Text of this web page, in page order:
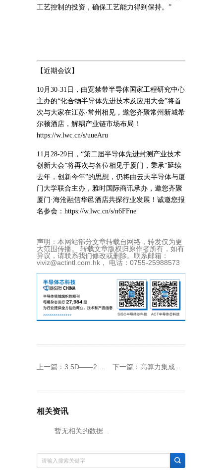
工艺控制的投资，确保工艺能力得到保持。”
【近期会议】
10月30-31日，由宽禁带半导体国家工程研究中心
主办的“化合物半导体先进技术及应用大会”将首
次与大家在江苏·常州相见，邀您齐聚常州新城希
尔顿酒店，解耦产业链市场布局！
https://w.lwc.cn/s/uueAru
11月28-29日，“第二届半导体先进封测产业技术
创新大会”将再次与各位相见于厦门，秉承“延续
去年，创新今年”的思想，仍将由云天半导体与厦
门大学联合主办，雅时国际商讯承办，邀您齐聚
厦门·海沧融信华邑酒店共探行业发展！诚邀您报
名参会：https://w.lwc.cn/s/n6FFne
声明：本网站部分文章转载自网络，转发仅为更
大范围传播。 转载文章版权归原作者所有，如有
异议，请联系我们修改或删除。联系邮箱：
viviz@actintl.com.hk， 电话：0755-25988573
上一篇： 3.5D——2.5D和3D的折中优选？ 下一篇： 高算力集成系统封装，开始押宝！
相关资讯
暂无相关的数据...